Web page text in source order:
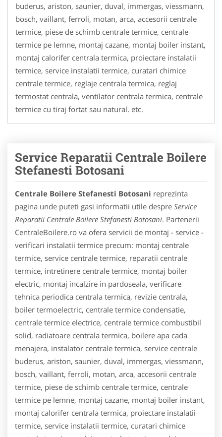
buderus, ariston, saunier, duval, immergas, viessmann,
bosch, vaillant, ferroli, motan, arca, accesorii centrale
termice, piese de schimb centrale termice, centrale
termice pe lemne, montaj cazane, montaj boiler instant,
montaj calorifer centrala termica, proiectare instalatii
termice, service instalatii termice, curatari chimice
centrale termice, reglaje centrala termica, reglaj
termostat centrala, ventilator centrala termica, centrale
termice cu tiraj fortat sau natural. etc.
Service Reparatii Centrale Boilere
Stefanesti Botosani
Centrale Boilere Stefanesti Botosani reprezinta
pagina unde puteti gasi informatii utile despre Service
Reparatii Centrale Boilere Stefanesti Botosani. Partenerii
CentraleBoilere.ro va ofera servicii de montaj - service -
verificari instalatii termice precum: montaj centrale
termice, service centrale termice, reparatii centrale
termice, intretinere centrale termice, montaj boiler
electric, montaj incalzire in pardoseala, verificare
tehnica periodica centrala termica, revizie centrala,
boiler termoelectric, centrale termice condensatie,
centrale termice electrice, centrale termice combustibil
solid, radiatoare centrala termica, boilere apa cada
menajera, instalator centrale termica, service centrale
buderus, ariston, saunier, duval, immergas, viessmann,
bosch, vaillant, ferroli, motan, arca, accesorii centrale
termice, piese de schimb centrale termice, centrale
termice pe lemne, montaj cazane, montaj boiler instant,
montaj calorifer centrala termica, proiectare instalatii
termice, service instalatii termice, curatari chimice